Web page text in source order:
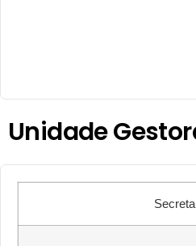
Unidade